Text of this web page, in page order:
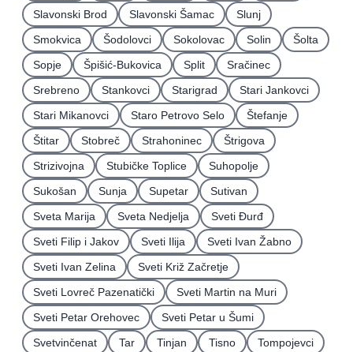
Slavonski Brod
Slavonski Šamac
Slunj
Smokvica
Šodolovci Sokolovac Solin
Šolta
Sopje
Špišić-Bukovica Split
Sračinec
Srebreno
Stankovci Starigrad
Stari Jankovci
Stari Mikanovci
Staro Petrovo Selo
Štefanje
Štitar
Stobreč Strahoninec
Štrigova
Strizivojna
Stubičke Toplice
Suhopolje
Sukošan
Sunja Supetar
Sutivan
Sveta Marija
Sveta Nedjelja
Sveti Ðurđ
Sveti Filip i Jakov
Sveti Ilija
Sveti Ivan Žabno
Sveti Ivan Zelina
Sveti Križ Začretje
Sveti Lovreč Pazenatički
Sveti Martin na Muri
Sveti Petar Orehovec
Sveti Petar u Šumi
Svetvinčenat
Tar Tinjan Tisno
Tompojevci